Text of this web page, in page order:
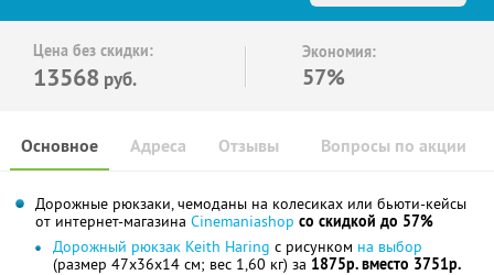
Цена без скидки:
13568 руб.
Экономия:
57%
Основное Отзывы Вопросы по акции
Адреса
Дорожные рюкзаки, чемоданы на колесиках или бьюти-кейсы
от интернет-магазина Cinemaniashop со скидкой до 57%
Дорожный рюкзак Keith Haring с рисунком на выбор
(размер 47x36x14 см; вес 1,60 кг) за 1875р. вместо 3751р.